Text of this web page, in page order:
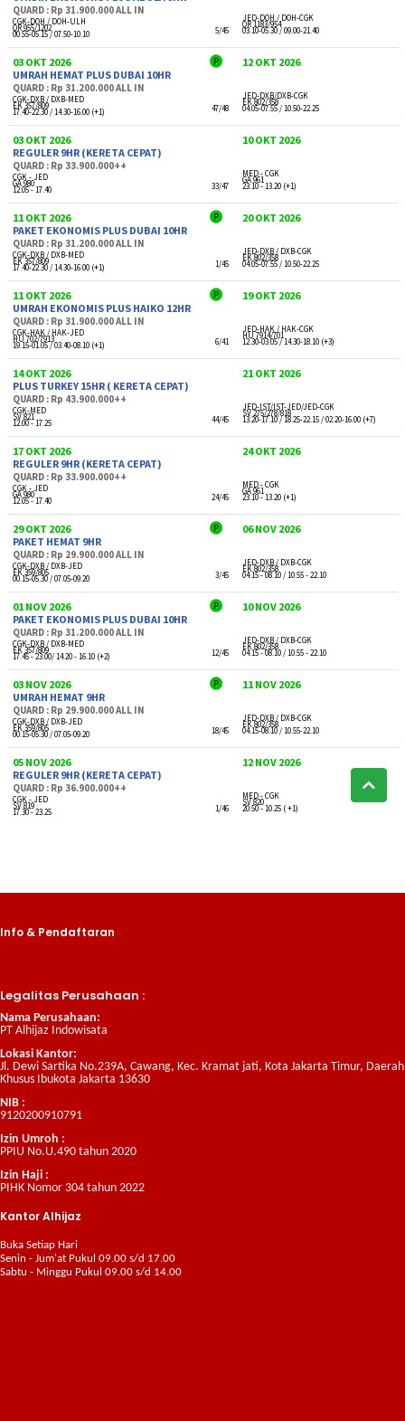
Info & Pendaftaran
Legalitas Perusahaan :
Nama Perusahaan:
PT Alhijaz Indowisata
Lokasi Kantor:
Jl. Dewi Sartika No.239A, Cawang, Kec. Kramat jati, Kota Jakarta Timur, Daerah
Khusus Ibukota Jakarta 13630
NIB :
9120200910791
Izin Umroh :
PPIU No.U.490 tahun 2020
Izin Haji :
PIHK Nomor 304 tahun 2022
Kantor Alhijaz
Buka Setiap Hari
Senin - Jum'at Pukul 09.00 s/d 17.00
Sabtu - Minggu Pukul 09.00 s/d 14.00